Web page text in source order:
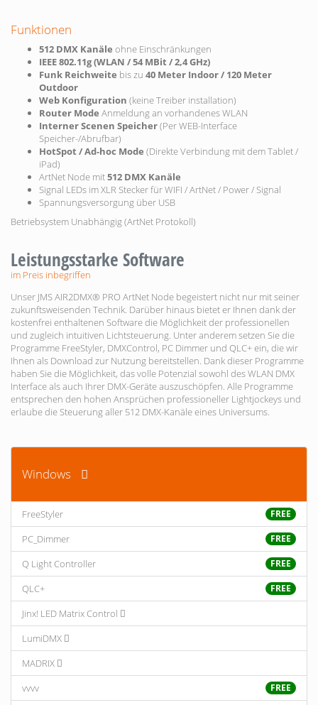
Funktionen
512 DMX Kanäle ohne Einschränkungen
IEEE 802.11g (WLAN / 54 MBit / 2,4 GHz)
Funk Reichweite bis zu 40 Meter Indoor / 120 Meter
Outdoor
Web Konfiguration (keine Treiber installation)
Router Mode Anmeldung an vorhandenes WLAN
Interner Scenen Speicher(Per WEB-Interface
Speicher-/Abrufbar)
HotSpot / Ad-hoc Mode (Direkte Verbindung mit dem Tablet /
iPad)
ArtNet Node mit512 DMX Kanäle
Signal LEDs im XLR Stecker für WIFI / ArtNet / Power / Signal
Spannungsversorgung über USB
Betriebsystem Unabhängig (ArtNet Protokoll)
Leistungsstarke Software
im Preis inbegriffen
Unser JMS AIR2DMX® PRO ArtNet Node begeistert nicht nur mit seiner
zukunftsweisenden Technik. Darüber hinaus bietet er Ihnen dank der
kostenfrei enthaltenen Software die Möglichkeit der professionellen
und zugleich intuitiven Lichtsteuerung. Unter anderem setzen Sie die
Programme FreeStyler, DMXControl, PC Dimmer und QLC+ ein, die wir
Ihnen als Download zur Nutzung bereitstellen. Dank dieser Programme
haben Sie die Möglichkeit, das volle Potenzial sowohl des WLAN DMX
Interface als auch Ihrer DMX-Geräte auszuschöpfen. Alle Programme
entsprechen den hohen Ansprüchen professioneller Lightjockeys und
erlaube die Steuerung aller 512 DMX-Kanäle eines Universums.
Windows
FreeStyler FREE
PC_Dimmer FREE
Q Light Controller FREE
QLC+ FREE
Jinx! LED Matrix Control
LumiDMX
MADRIX
vvvv
FREE